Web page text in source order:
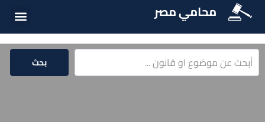
محامي مصر
بحث